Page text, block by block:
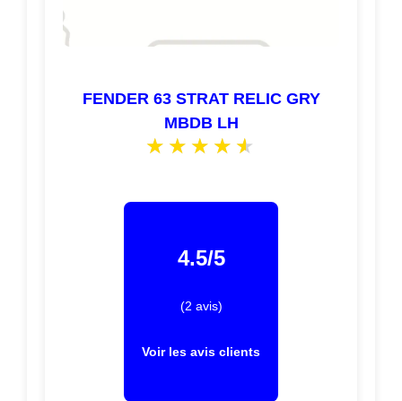
FENDER 63 STRAT RELIC GRY
MBDB LH
4.5/5
(2 avis)
Voir les avis clients